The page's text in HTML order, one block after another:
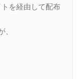
を経由して配布